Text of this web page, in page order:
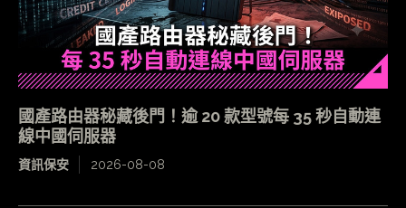
國產路由器秘藏後門！逾 20 款型號每 35 秒自動連
線中國伺服器
資訊保安 2026-08-08